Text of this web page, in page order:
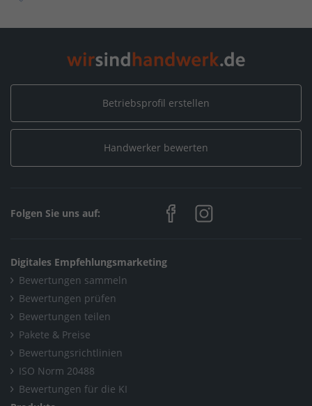
Home / Nordrhein-Westfalen / Halver / Meister-Keizer GmbH
Betriebsprofil erstellen
Handwerker bewerten
Folgen Sie uns auf:
Digitales Empfehlungsmarketing
Bewertungen sammeln
Bewertungen prüfen
Bewertungen teilen
Pakete & Preise
Bewertungsrichtlinien
ISO Norm 20488
Bewertungen für die KI